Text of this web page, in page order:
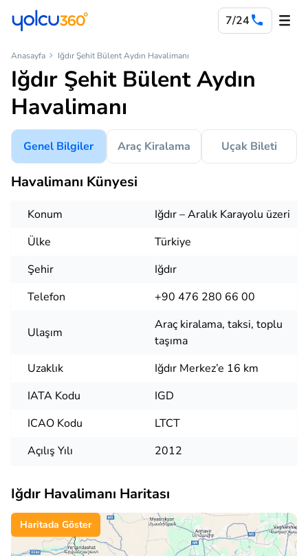
7/24
Anasayfa Iğdır Şehit Bülent Aydın Havalimanı
Iğdır Şehit Bülent Aydın
Havalimanı
Genel Bilgiler Araç Kiralama Uçak Bileti
Havalimanı Künyesi
Konum
Iğdır – Aralık Karayolu üzeri
Ülke
Türkiye
Şehir
Iğdır
Telefon
+90 476 280 66 00
Ulaşım
Araç kiralama, taksi, toplu
taşıma
Uzaklık
Iğdır Merkez’e 16 km
IATA Kodu
IGD
ICAO Kodu
LTCT
Açılış Yılı
2012
Iğdır Havalimanı Haritası
Haritada Göster